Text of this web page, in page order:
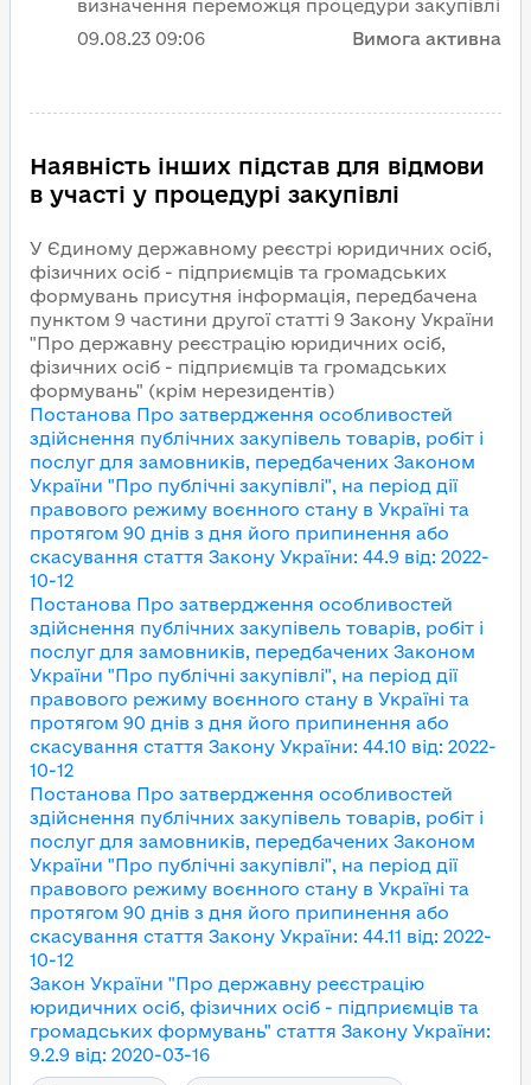
визначення переможця процедури закупівлі
09.08.23 09:06 Вимога активна
Наявність інших підстав для відмови
в участі у процедурі закупівлі
У Єдиному державному реєстрі юридичних осіб,
фізичних осіб - підприємців та громадських
формувань присутня інформація, передбачена
пунктом 9 частини другої статті 9 Закону України
"Про державну реєстрацію юридичних осіб,
фізичних осіб - підприємців та громадських
формувань" (крім нерезидентів)
Постанова Про затвердження особливостей
здійснення публічних закупівель товарів, робіт і
послуг для замовників, передбачених Законом
України "Про публічні закупівлі", на період дії
правового режиму воєнного стану в Україні та
протягом 90 днів з дня його припинення або
скасування стаття Закону України: 44.9 від: 2022-
10-12
Постанова Про затвердження особливостей
здійснення публічних закупівель товарів, робіт і
послуг для замовників, передбачених Законом
України "Про публічні закупівлі", на період дії
правового режиму воєнного стану в Україні та
протягом 90 днів з дня його припинення або
скасування стаття Закону України: 44.10 від: 2022-
10-12
Постанова Про затвердження особливостей
здійснення публічних закупівель товарів, робіт і
послуг для замовників, передбачених Законом
України "Про публічні закупівлі", на період дії
правового режиму воєнного стану в Україні та
протягом 90 днів з дня його припинення або
скасування стаття Закону України: 44.11 від: 2022-
10-12
Закон України "Про державну реєстрацію
юридичних осіб, фізичних осіб - підприємців та
громадських формувань" стаття Закону України:
9.2.9 від: 2020-03-16